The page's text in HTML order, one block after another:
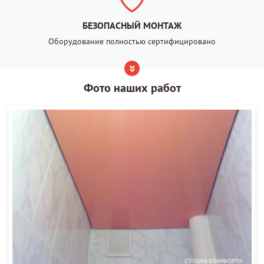
БЕЗОПАСНЫЙ МОНТАЖ
Оборудование полностью сертифицировано
Фото наших работ